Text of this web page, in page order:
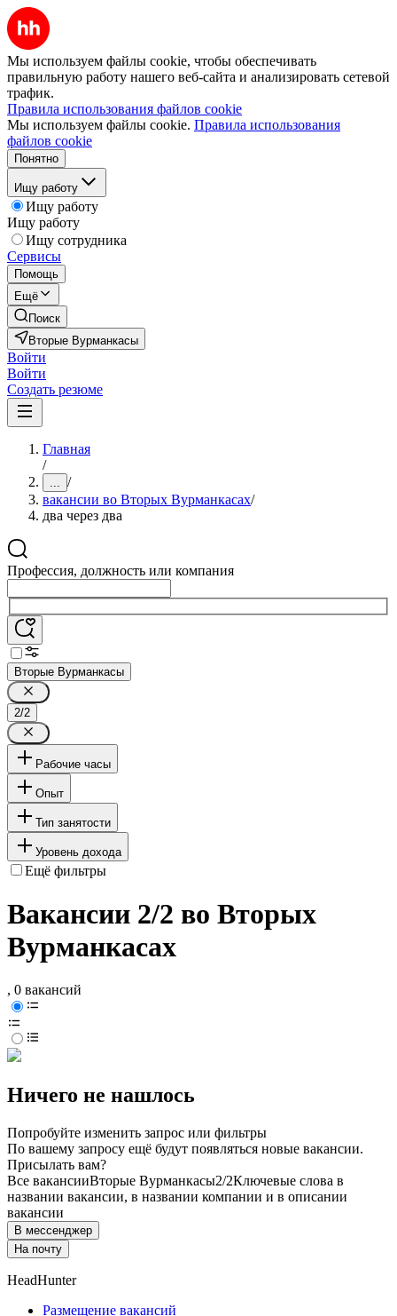
Мы используем файлы cookie, чтобы обеспечивать
правильную работу нашего веб-сайта и анализировать сетевой
трафик.
Правила использования файлов cookie
Мы используем файлы cookie. Правила использования
файлов cookie
Понятно
Ищу работу
Ищу работу
Ищу работу
Ищу сотрудника
Сервисы
Помощь
Ещё
Поиск
Вторые Вурманкасы
Войти
Войти
Создать резюме
Главная
/
... /
вакансии во Вторых Вурманкасах/
два через два
Профессия, должность или компания
Вторые Вурманкасы
2/2
Рабочие часы
Опыт
Тип занятости
Уровень дохода
Ещё фильтры
Вакансии 2/2 во Вторых
Вурманкасах
, 0 вакансий
Ничего не нашлось
Попробуйте изменить запрос или фильтры
По вашему запросу ещё будут появляться новые вакансии.
Присылать вам?
Все вакансииВторые Вурманкасы2/2Ключевые слова в
названии вакансии, в названии компании и в описании
вакансии
В мессенджер
На почту
HeadHunter
Размещение вакансий